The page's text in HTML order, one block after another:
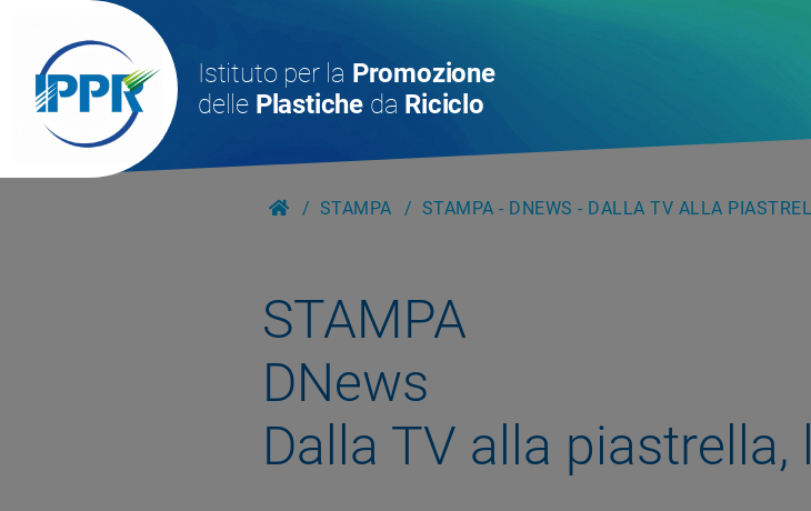
Istituto per la Promozione
delle Plastiche da Riciclo
STAMPA STAMPA - DNEWS - DALLA TV ALLA
STAMPA
DNews
Dalla TV alla piastrella,